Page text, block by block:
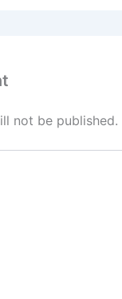
not be published.